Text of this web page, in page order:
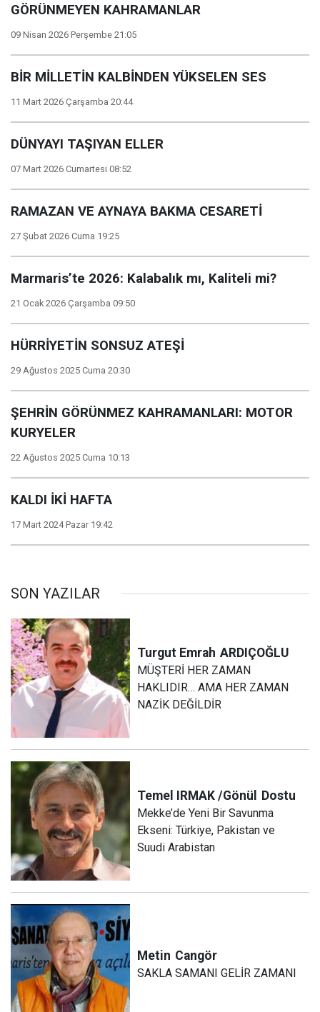
GÖRÜNMEYEN KAHRAMANLAR
09 Nisan 2026 Perşembe 21:05
BİR MİLLETİN KALBİNDEN YÜKSELEN SES
11 Mart 2026 Çarşamba 20:44
DÜNYAYI TAŞIYAN ELLER
07 Mart 2026 Cumartesi 08:52
RAMAZAN VE AYNAYA BAKMA CESARETİ
27 Şubat 2026 Cuma 19:25
Marmaris’te 2026: Kalabalık mı, Kaliteli mi?
21 Ocak 2026 Çarşamba 09:50
HÜRRİYETİN SONSUZ ATEŞİ
29 Ağustos 2025 Cuma 20:30
ŞEHRİN GÖRÜNMEZ KAHRAMANLARI: MOTOR
KURYELER
22 Ağustos 2025 Cuma 10:13
KALDI İKİ HAFTA
17 Mart 2024 Pazar 19:42
SON YAZILAR
Turgut Emrah ARDIÇOĞLU
MÜŞTERİ HER ZAMAN
HAKLIDIR… AMA HER ZAMAN
NAZİK DEĞİLDİR
Temel IRMAK /Gönül Dostu
Mekke’de Yeni Bir Savunma
Ekseni: Türkiye, Pakistan ve
Suudi Arabistan
Metin Cangör
SAKLA SAMANI GELİR ZAMANI